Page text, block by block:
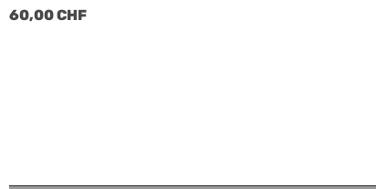
Regulärer Preis:
60,00 CHF